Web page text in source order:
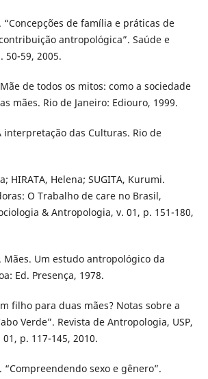
“Concepções de família e práticas de
antropológica”. Saúde e
50-59, 2005.
de todos os mitos: como a sociedade
mães. Rio de Janeiro: Ediouro, 1999.
interpretação das Culturas. Rio de
HIRATA, Helena; SUGITA, Kurumi.
O Trabalho de care no Brasil,
& Antropologia, v. 01, p. 151-180,
Mães. Um estudo antropológico da
Ed. Presença, 1978.
filho para duas mães? Notas sobre a
Verde”. Revista de Antropologia, USP,
p. 117-145, 2010.
“Compreendendo sexo e gênero”.